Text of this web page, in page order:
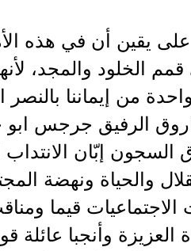
على يقين أن في هذه
الخلود والمجد،
من إيماننا بالنصر
الرفيق جرجس ابو
السجون إبّان
والحياة ونهضة
قيما
وأنجبا عائلة